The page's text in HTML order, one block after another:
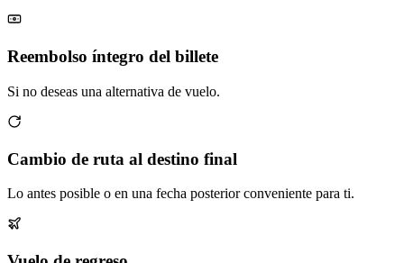
Reembolso íntegro del billete
Si no deseas una alternativa de vuelo.
Cambio de ruta al destino final
Lo antes posible o en una fecha posterior conveniente para ti.